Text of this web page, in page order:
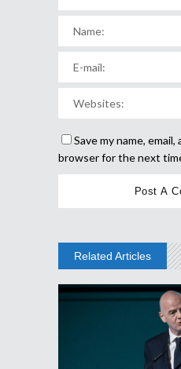
Save my name,
browser for the next
Related Articles